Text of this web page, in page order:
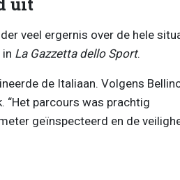
veel ergernis over de hele
La Gazzetta dello Sport.
de Italiaan. Volgens
“Het parcours was prachtig
geïnspecteerd en de